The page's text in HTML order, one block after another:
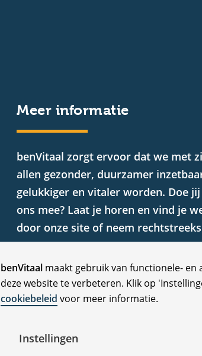
C
o
benVitaal maakt gebruik van functionele-
deze website te verbeteren. Klik op
cookiebeleid voor meer informatie.
Instellingen
Meer informatie
benVitaal zorgt ervoor dat we met
allen gezonder, duurzamer
gelukkiger en vitaler worden. Doe
ons mee? Laat je horen en vind je
door onze site of neem rechtstreeks
contact met ons op.